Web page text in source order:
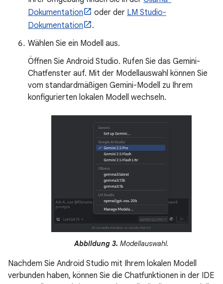
Dokumentation
oder der LM Studio-
Dokumentation
.
Wählen Sie ein Modell aus.
Öffnen Sie Android Studio. Rufen Sie das Gemini-
Chatfenster auf. Mit der Modellauswahl können Sie
vom standardmäßigen Gemini-Modell zu Ihrem
konfigurierten lokalen Modell wechseln.
Abbildung 3. Modellauswahl.
Nachdem Sie Android Studio mit Ihrem lokalen Modell
verbunden haben, können Sie die Chatfunktionen in der IDE